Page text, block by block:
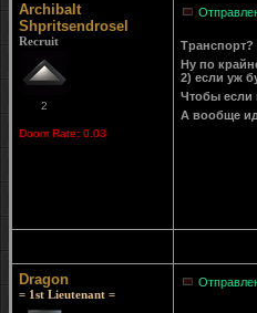
Archibalt
Shpritsendrosel
Recruit
2
Doom Rate: 0.03
Ну по
2) если уж
Чтобы если
А вообще
Dragon
= 1st Lieutenant =